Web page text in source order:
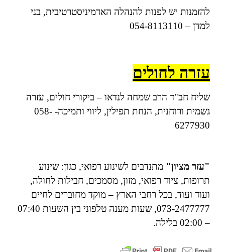
להזמנות יש לפנות להנהלה האדמיניסטרטיבית, בני
למדן – 054-8113110
עזרה לחולים
שליח חב"ד הרב שמחה לנדאו – ביקורי חולים, עזרה
גשמית ורוחנית, הנחת תפילין, ליווי ותמיכה- 058-
6277930
"עזר מציון" מתנדבים לשינוע רפואי, כגון: שינוע
תרופות, ציוד רפואי, מזון, מסמכים, חבילות לחולה,
ועוד ועוד, בכל רחבי הארץ – מוקד מחוברים לחיים
073-2477777, שעות מענה טלפוני בין השעות 07:40
– 02:00 בלילה.